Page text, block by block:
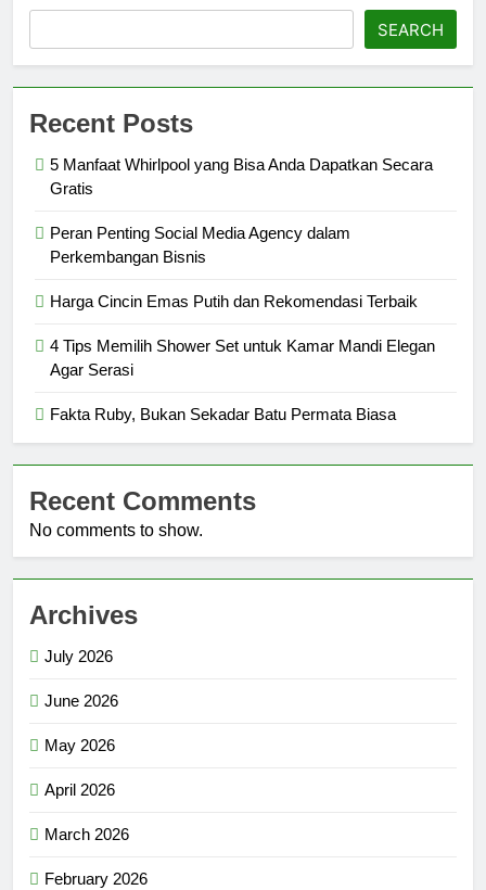
SEARCH
Recent Posts
5 Manfaat Whirlpool yang Bisa Anda Dapatkan Secara
Gratis
Peran Penting Social Media Agency dalam
Perkembangan Bisnis
Harga Cincin Emas Putih dan Rekomendasi Terbaik
4 Tips Memilih Shower Set untuk Kamar Mandi Elegan
Agar Serasi
Fakta Ruby, Bukan Sekadar Batu Permata Biasa
Recent Comments
No comments to show.
Archives
July 2026
June 2026
May 2026
April 2026
March 2026
February 2026